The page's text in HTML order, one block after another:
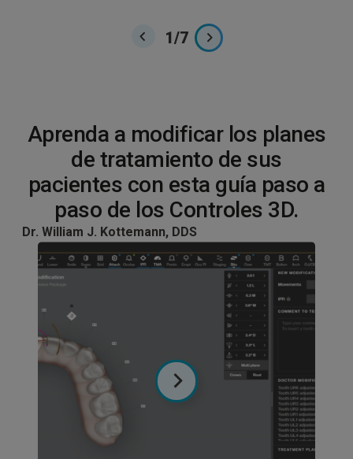
1/7
Aprenda a modificar los planes
de tratamiento de sus
pacientes con esta guía paso a
paso de los Controles 3D.
Dr. William J. Kottemann, DDS